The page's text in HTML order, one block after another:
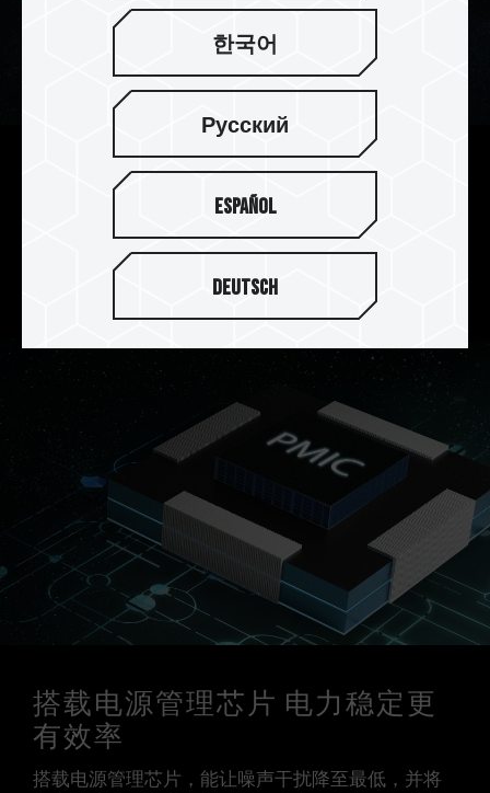
强化 PMIC 散热设计
搭配使用专业导热硅胶，强化电源管理芯片散热设
计，游戏产生的各种高负载下都能保持顺畅，有效
稳定电源管理芯片运作。
搭载电源管理芯片 电力稳定更
有效率
搭载电源管理芯片，能让噪声干扰降至最低，并将
한국어
Русский
Español
Deutsch